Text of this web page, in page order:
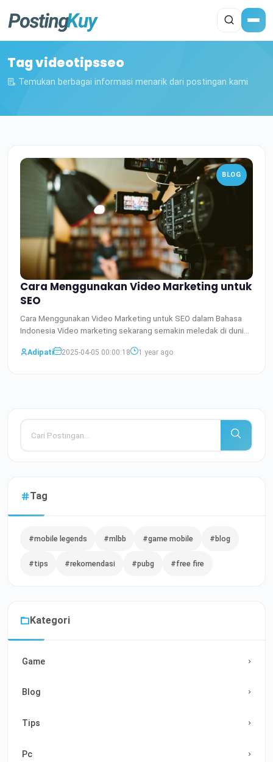
Tag videotipsseo
Temukan berbagai informasi menarik dari postingan kami
BLOG
Cara Menggunakan Video Marketing untuk
SEO
Cara Menggunakan Video Marketing untuk SEO dalam Bahasa
Indonesia Video marketing sekarang semakin meledak di dunia
Adipati
2025-04-05 00:00:18 1 year ago
Tag
#mobile legends #mlbb #game mobile #blog
#tips #rekomendasi #pubg #free fire
Kategori
Game
Blog
Tips
Pc